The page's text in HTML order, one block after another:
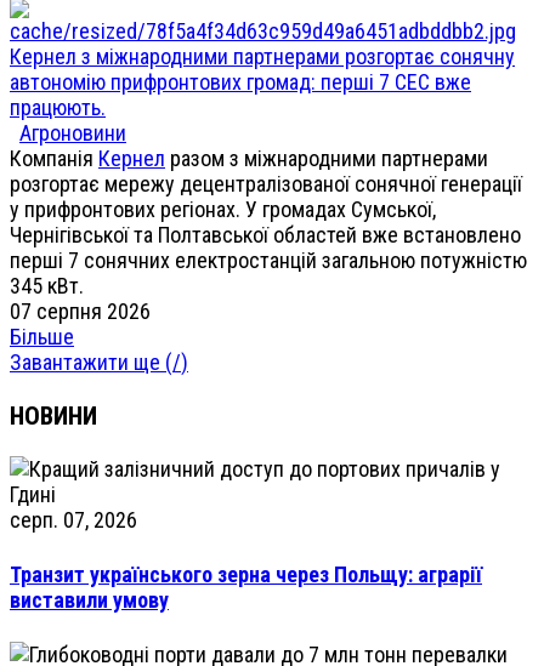
Кернел з міжнародними партнерами розгортає сонячну
автономію прифронтових громад: перші 7 СЕС вже
працюють.
Агроновини
Компанія Кернел разом з міжнародними партнерами
розгортає мережу децентралізованої сонячної генерації
у прифронтових регіонах. У громадах Сумської,
Чернігівської та Полтавської областей вже встановлено
перші 7 сонячних електростанцій загальною потужністю
345 кВт.
07 серпня 2026
Більше
Завантажити ще (/)
НОВИНИ
серп. 07, 2026
Транзит українського зерна через Польщу: аграрії
виставили умову